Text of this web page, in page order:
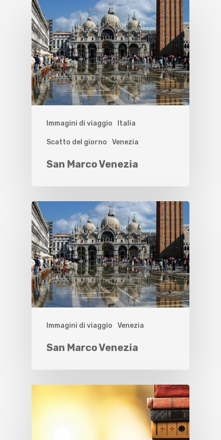
Immagini di viaggio Italia
Scatto del giorno Venezia
San Marco Venezia
Immagini di viaggio Venezia
San Marco Venezia